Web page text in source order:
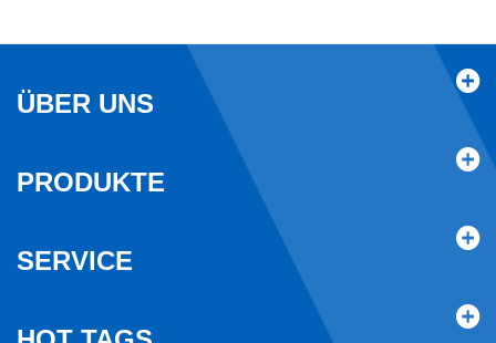
ÜBER UNS
PRODUKTE
SERVICE